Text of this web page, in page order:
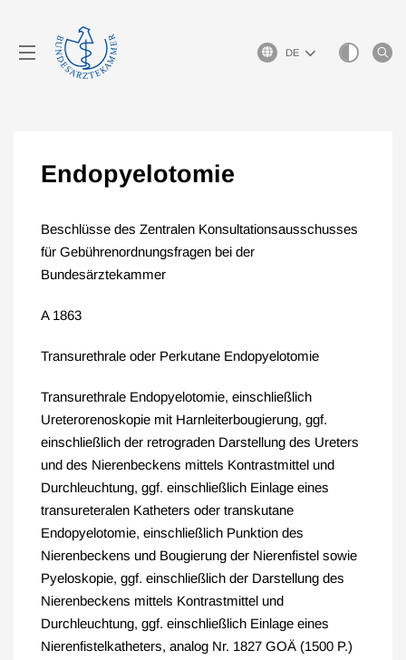
Sprachauswahl
Endopyelotomie
Beschlüsse des Zentralen Konsultationsausschusses
für Gebührenordnungsfragen bei der
Bundesärztekammer
A 1863
Transurethrale oder Perkutane Endopyelotomie
Transurethrale Endopyelotomie, einschließlich
Ureterorenoskopie mit Harnleiterbougierung, ggf.
einschließlich der retrograden Darstellung des Ureters
und des Nierenbeckens mittels Kontrastmittel und
Durchleuchtung, ggf. einschließlich Einlage eines
transureteralen Katheters oder transkutane
Endopyelotomie, einschließlich Punktion des
Nierenbeckens und Bougierung der Nierenfistel sowie
Pyeloskopie, ggf. einschließlich der Darstellung des
Nierenbeckens mittels Kontrastmittel und
Durchleuchtung, ggf. einschließlich Einlage eines
Nierenfistelkatheters, analog Nr. 1827 GOÄ (1500 P.)